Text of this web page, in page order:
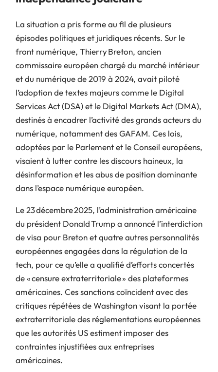
La situation a pris forme au fil de plusieurs
épisodes politiques et juridiques récents. Sur le
front numérique, Thierry Breton, ancien
commissaire européen chargé du marché intérieur
et du numérique de 2019 à 2024, avait piloté
l’adoption de textes majeurs comme le Digital
Services Act(DSA) et le Digital Markets Act(DMA),
destinés à encadrer l’activité des grands acteurs du
numérique, notamment des GAFAM. Ces lois,
adoptées par le Parlement et le Conseil européens,
visaient à lutter contre les discours haineux, la
désinformation et les abus de position dominante
dans l’espace numérique européen.
Le 23 décembre 2025, l’administration américaine
du président Donald Trump a annoncé l’interdiction
de visa pour Breton et quatre autres personnalités
européennes engagées dans la régulation de la
tech, pour ce qu’elle a qualifié d’efforts concertés
de « censure extraterritoriale » des plateformes
américaines. Ces sanctions coïncident avec des
critiques répétées de Washington visant la portée
extraterritoriale des réglementations européennes
que les autorités US estiment imposer des
contraintes injustifiées aux entreprises
américaines.